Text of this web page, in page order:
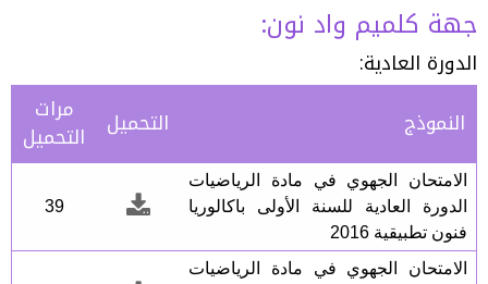
جهة كلميم واد نون:
الدورة العادية:
النموذج
التحميل مرات
التحميل
الامتحان الجهوي في مادة الرياضيات
الدورة العادية للسنة الأولى باكالوريا
فنون تطبيقية 2016
39
الامتحان الجهوي في مادة الرياضيات